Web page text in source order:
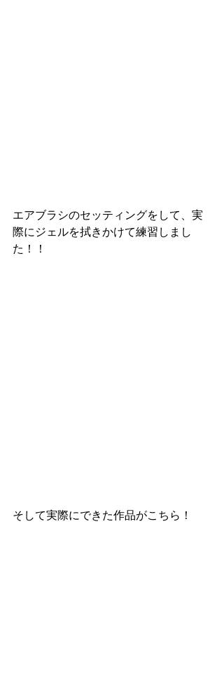
エアブラシのセッティングをして、実
際にジェルを拭きかけて練習しまし
た！！
そして実際にできた作品がこちら！